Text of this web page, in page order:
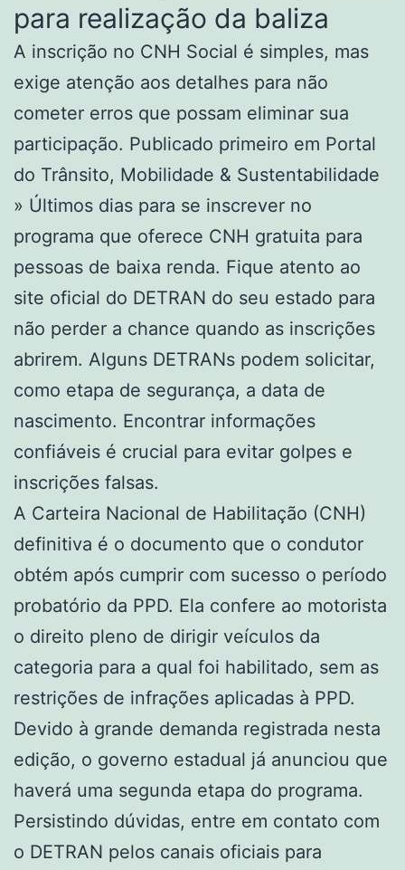
para realização da baliza
A inscrição no CNH Social é simples, mas
exige atenção aos detalhes para não
cometer erros que possam eliminar sua
participação. Publicado primeiro em Portal
do Trânsito, Mobilidade & Sustentabilidade
» Últimos dias para se inscrever no
programa que oferece CNH gratuita para
pessoas de baixa renda. Fique atento ao
site oficial do DETRAN do seu estado para
não perder a chance quando as inscrições
abrirem. Alguns DETRANs podem solicitar,
como etapa de segurança, a data de
nascimento. Encontrar informações
confiáveis é crucial para evitar golpes e
inscrições falsas.
A Carteira Nacional de Habilitação (CNH)
definitiva é o documento que o condutor
obtém após cumprir com sucesso o período
probatório da PPD. Ela confere ao motorista
o direito pleno de dirigir veículos da
categoria para a qual foi habilitado, sem as
restrições de infrações aplicadas à PPD.
Devido à grande demanda registrada nesta
edição, o governo estadual já anunciou que
haverá uma segunda etapa do programa.
Persistindo dúvidas, entre em contato com
o DETRAN pelos canais oficiais para